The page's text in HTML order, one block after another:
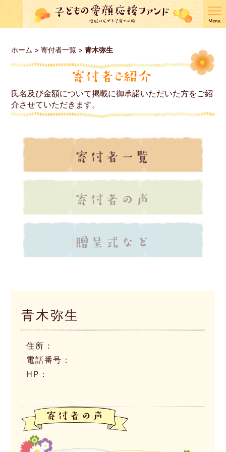
ホーム >寄付者一覧 >青木弥生
氏名及び金額について掲載に御承諾いただいた方をご紹
介させていただきます。
青木弥生
住所：
電話番号：
HP：